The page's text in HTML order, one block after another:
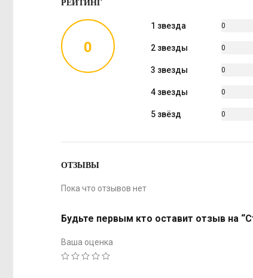
РЕЙТИНГ
0
1 звезда
0
2 звезды
0
3 звезды
0
4 звезды
0
5 звёзд
0
ОТЗЫВЫ
Пока что отзывов нет
Будьте первым кто оставит отзыв на
Ваша оценка